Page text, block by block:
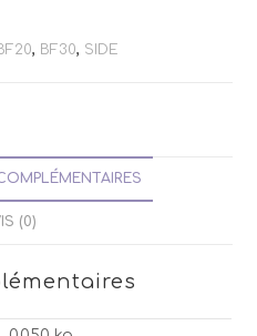
, BF30, SIDE
(0)